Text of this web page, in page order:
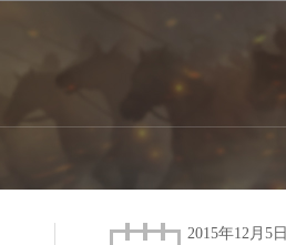
2015年12月5日